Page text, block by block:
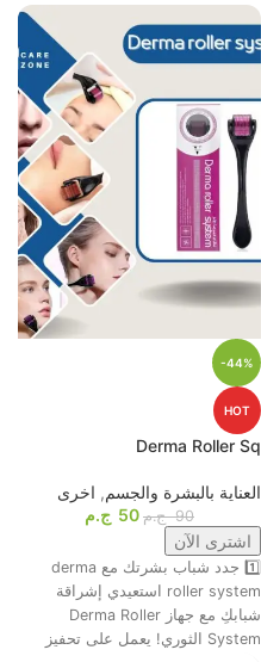
-44%
HOT
Derma Roller Sq
العناية بالبشرة والجسم, اخرى
90 ج.م 50 ج.م
اشترى الآن
1️⃣ جدد شباب بشرتك مع derma
roller system استعيدي إشراقة
شبابكِ مع جهاز Derma Roller
System الثوري! يعمل على تحفيز